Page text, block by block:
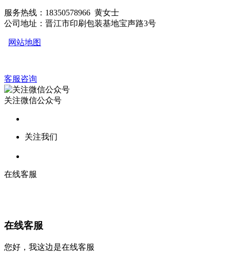
服务热线：18350578966 黄女士
公司地址：晋江市印刷包装基地宝声路3号
网站地图
客服咨询
关注微信公众号
关注我们
在线客服
在线客服
您好，我这边是在线客服